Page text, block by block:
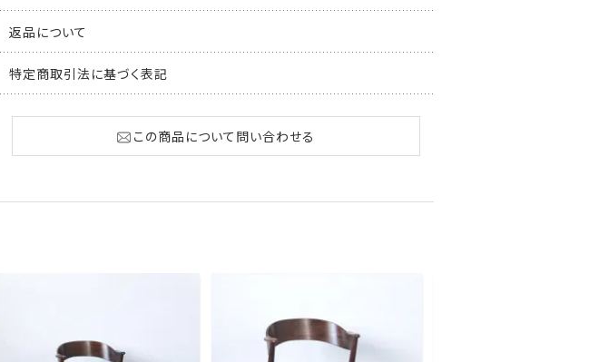
返品について
特定商取引法に基づく表記
この商品について問い合わせる